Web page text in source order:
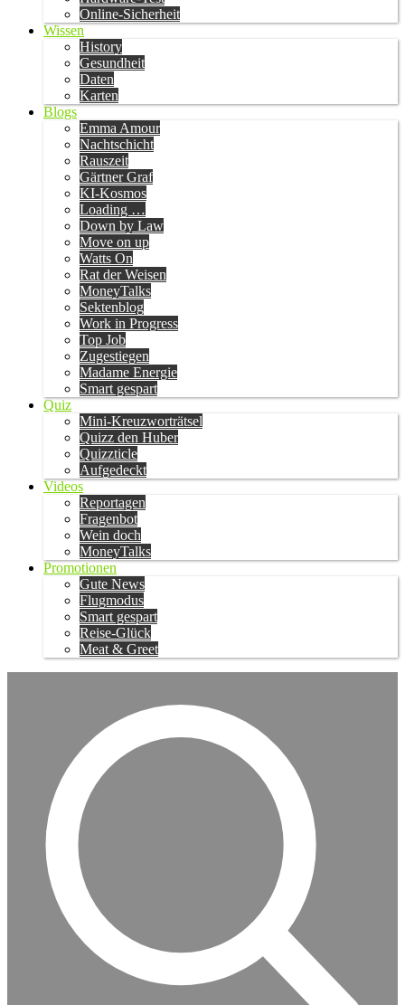
Online-Sicherheit
Wissen
History
Gesundheit
Daten
Karten
Blogs
Emma Amour
Nachtschicht
Rauszeit
Gärtner Graf
KI-Kosmos
Loading …
Down by Law
Move on up
Watts On
Rat der Weisen
MoneyTalks
Sektenblog
Work in Progress
Top Job
Zugestiegen
Madame Energie
Smart gespart
Quiz
Mini-Kreuzworträtsel
Quizz den Huber
Quizzticle
Aufgedeckt
Videos
Reportagen
Fragenbot
Wein doch
MoneyTalks
Promotionen
Gute News
Flugmodus
Smart gespart
Reise-Glück
Meat & Greet